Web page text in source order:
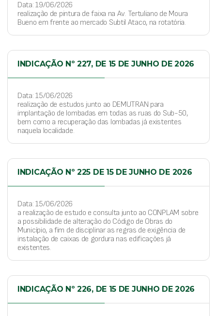
Data: 19/06/2026
realização de pintura de faixa na Av. Tertuliano de Moura
Bueno em frente ao mercado Subtil Ataco, na rotatória.
INDICAÇÃO Nº 227, DE 15 DE JUNHO DE 2026
Data: 15/06/2026
realização de estudos junto ao DEMUTRAN para
implantação de lombadas em todas as ruas do Sub-50,
bem como a recuperação das lombadas já existentes
naquela localidade.
INDICAÇÃO Nº 225 DE 15 DE JUNHO DE 2026
Data: 15/06/2026
a realização de estudo e consulta junto ao CONPLAM sobre
a possibilidade de alteração do Código de Obras do
Município, a fim de disciplinar as regras de exigência de
instalação de caixas de gordura nas edificações já
existentes.
INDICAÇÃO Nº 226, DE 15 DE JUNHO DE 2026